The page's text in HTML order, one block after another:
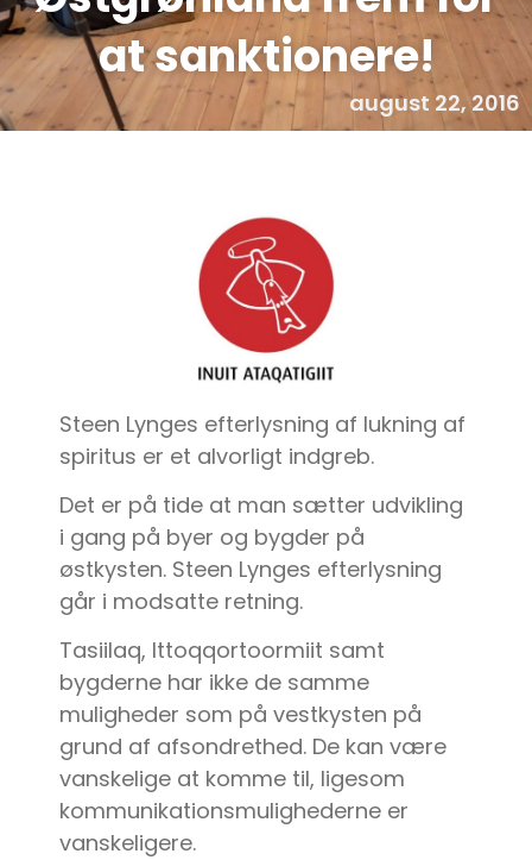
at sanktionere!
august 22, 2016
Steen Lynges efterlysning af lukning af
spiritus er et alvorligt indgreb.
Det er på tide at man sætter udvikling
i gang på byer og bygder på
østkysten. Steen Lynges efterlysning
går i modsatte retning.
Tasiilaq, Ittoqqortoormiit samt
bygderne har ikke de samme
muligheder som på vestkysten på
grund af afsondrethed. De kan være
vanskelige at komme til, ligesom
kommunikationsmulighederne er
vanskeligere.